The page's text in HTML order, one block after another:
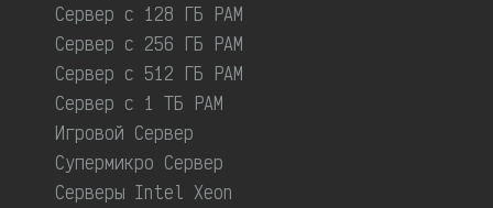
Сервер с 128 ГБ РАМ
Сервер с 256 ГБ РАМ
Сервер с 512 ГБ РАМ
Сервер с 1 ТБ РАМ
Игровой Сервер
Супермикро Сервер
Серверы Intel Xeon